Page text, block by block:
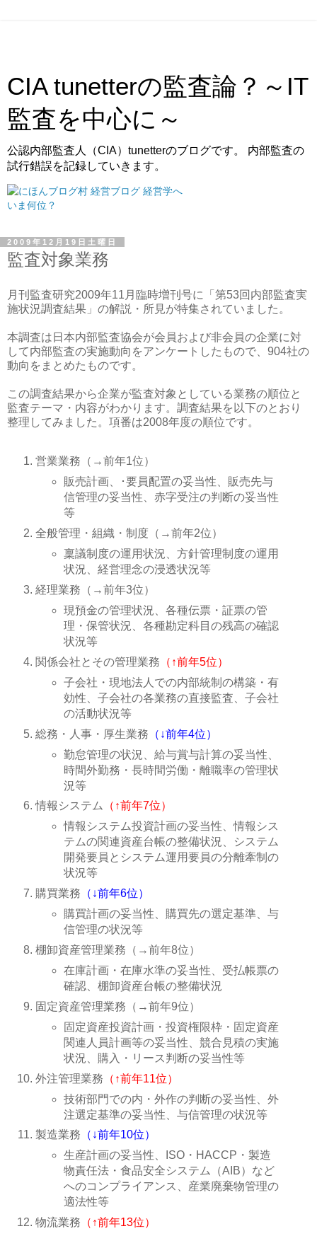
CIA tunetterの監査論？～IT
監査を中心に～
公認内部監査人（CIA）tunetterのブログです。 内部監査の
試行錯誤を記録していきます。
いま何位？
2009年12月19日土曜日
監査対象業務
月刊監査研究2009年11月臨時増刊号に「第53回内部監査実
施状況調査結果」の解説・所見が特集されていました。
本調査は日本内部監査協会が会員および非会員の企業に対
して内部監査の実施動向をアンケートしたもので、904社の
動向をまとめたものです。
この調査結果から企業が監査対象としている業務の順位と
監査テーマ・内容がわかります。調査結果を以下のとおり
整理してみました。項番は2008年度の順位です。
営業業務（→前年1位）
販売計画、･要員配置の妥当性、販売先与
信管理の妥当性、赤字受注の判断の妥当性
等
全般管理・組織・制度（→前年2位）
稟議制度の運用状況、方針管理制度の運用
状況、経営理念の浸透状況等
経理業務（→前年3位）
現預金の管理状況、各種伝票・証票の管
理・保管状況、各種勘定科目の残高の確認
状況等
関係会社とその管理業務 （↑前年5位）
子会社・現地法人での内部統制の構築・有
効性、子会社の各業務の直接監査、子会社
の活動状況等
総務・人事・厚生業務 （↓前年4位）
勤怠管理の状況、給与賞与計算の妥当性、
時間外勤務・長時間労働・離職率の管理状
況等
情報システム （↑前年7位）
情報システム投資計画の妥当性、情報シス
テムの関連資産台帳の整備状況、システム
開発要員とシステム運用要員の分離牽制の
状況等
購買業務 （↓前年6位）
購買計画の妥当性、購買先の選定基準、与
信管理の状況等
棚卸資産管理業務（→前年8位）
在庫計画・在庫水準の妥当性、受払帳票の
確認、棚卸資産台帳の整備状況
固定資産管理業務（→前年9位）
固定資産投資計画・投資権限枠・固定資産
関連人員計画等の妥当性、競合見積の実施
状況、購入・リース判断の妥当性等
外注管理業務 （↑前年11位）
技術部門での内・外作の判断の妥当性、外
注選定基準の妥当性、与信管理の状況等
製造業務 （↓前年10位）
生産計画の妥当性、ISO・HACCP・製造
物責任法・食品安全システム（AIB）など
へのコンプライアンス、産業廃棄物管理の
適法性等
物流業務 （↑前年13位）